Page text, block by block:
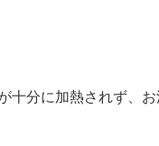
十分に加熱されず、